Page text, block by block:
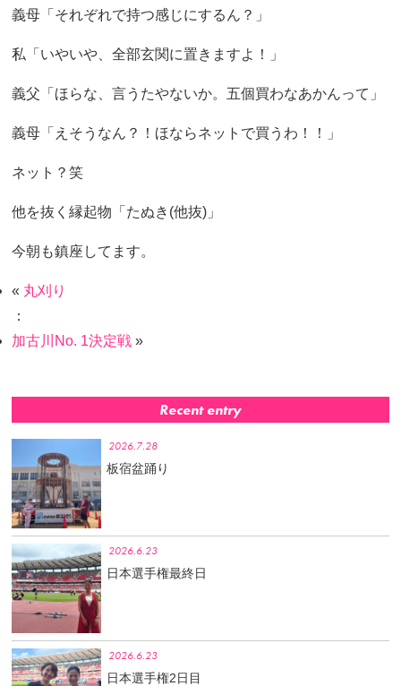
義母「それぞれで持つ感じにするん？」
私「いやいや、全部玄関に置きますよ！」
義父「ほらな、言うたやないか。五個買わなあかんって」
義母「えそうなん？！ほならネットで買うわ！！」
ネット？笑
他を抜く縁起物「たぬき(他抜)」
今朝も鎮座してます。
« 丸刈り
：
加古川No. 1決定戦 »
Recent entry
2026.7.28
板宿盆踊り
2026.6.23
日本選手権最終日
2026.6.23
日本選手権2日目